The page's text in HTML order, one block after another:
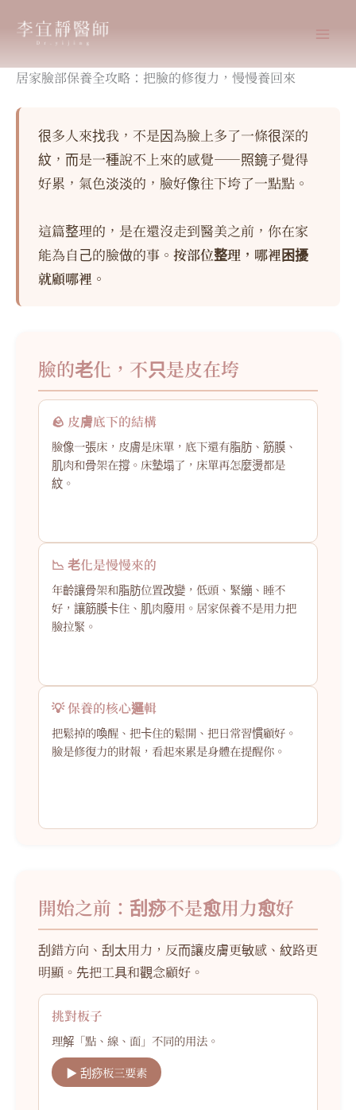
要 居家臉部保養全攻略：把臉的修復力，慢慢養回來
很多人來找我，不是因為臉上多了一條很深的
紋，而是一種說不上來的感覺——照鏡子覺得
好累，氣色淡淡的，臉好像往下垮了一點點。
這篇整理的，是在還沒走到醫美之前，你在家
能為自己的臉做的事。 按部位整理，哪裡困擾
就顧哪裡。
臉的老化，不只是皮在垮
🪨 皮膚底下的結構
臉像一張床，皮膚是床單，底下還有脂肪、筋膜、
肌肉和骨架在撐。床墊塌了，床單再怎麼燙都是
紋。
📉 老化是慢慢來的
年齡讓骨架和脂肪位置改變，低頭、緊繃、睡不
好，讓筋膜卡住、肌肉廢用。居家保養不是用力把
臉拉緊。
💡 保養的核心邏輯
把鬆掉的喚醒、把卡住的鬆開、把日常習慣顧好。
臉是修復力的財報，看起來累是身體在提醒你。
開始之前：刮痧不是愈用力愈好
刮錯方向、刮太用力，反而讓皮膚更敏感、紋路更
明顯。先把工具和觀念顧好。
挑對板子
理解「點、線、面」不同的用法。
▶ 刮痧板三要素